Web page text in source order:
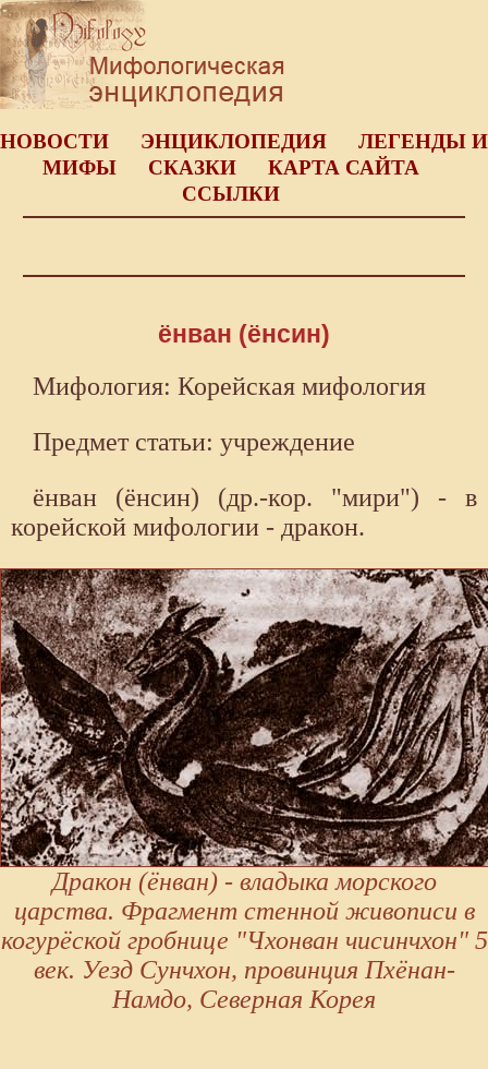
НОВОСТИ ЭНЦИКЛОПЕДИЯ
ЛЕГЕНДЫ И
МИФЫ
СКАЗКИ
КАРТА САЙТА
ССЫЛКИ
ёнван (ёнсин)
Мифология: Корейская мифология
Предмет статьи: учреждение
ёнван (ёнсин) (др.-кор. "мири") - в
корейской мифологии - дракон.
Дракон (ёнван) - владыка морского
царства. Фрагмент стенной живописи в
когурёской гробнице "Чхонван чисинчхон" 5
век. Уезд Сунчхон, провинция Пхёнан-
Намдо, Северная Корея